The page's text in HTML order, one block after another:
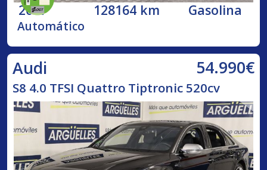
2017 128164 km Gasolina
Automático
Audi 54.990€
S8 4.0 TFSI Quattro Tiptronic 520cv